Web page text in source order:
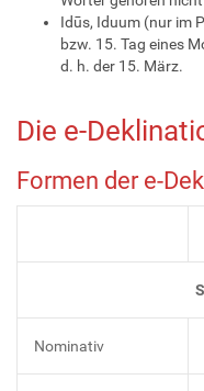
Idūs, Iduum (nur im
bzw. 15. Tag eines
d. h. der 15. März.
Die e-
Formen der e-
Nominativ